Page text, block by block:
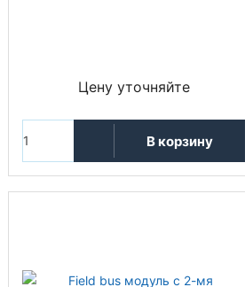
Цену уточняйте
В корзину